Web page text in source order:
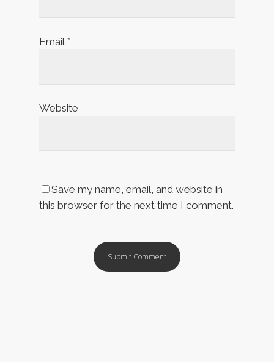
Email *
Website
Save my name, email, and website in
this browser for the next time I comment.